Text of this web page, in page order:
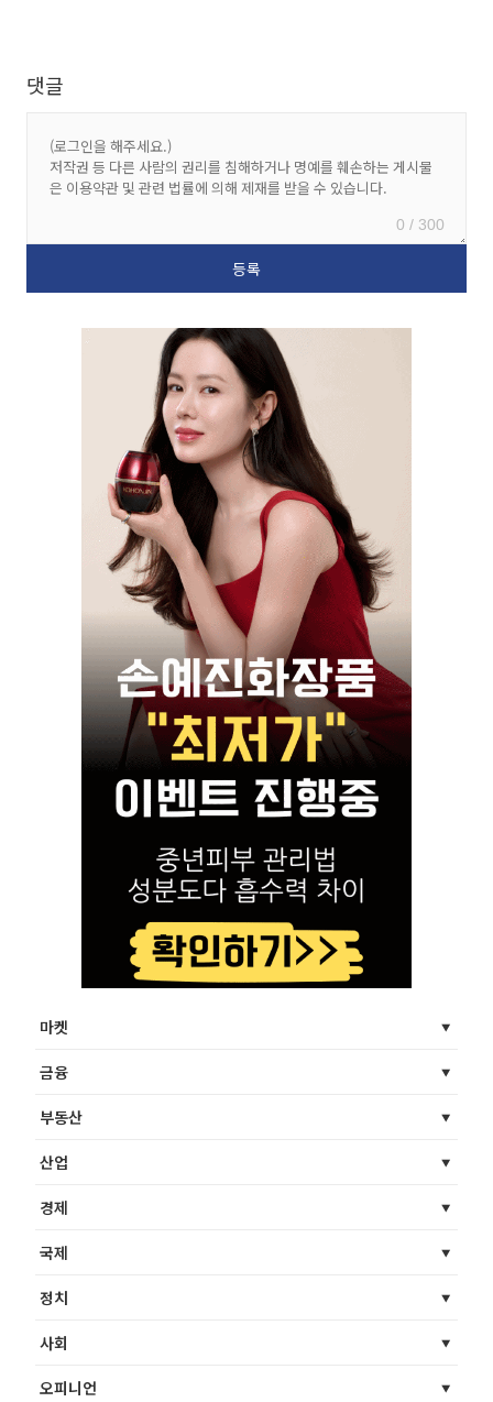
댓글
0 / 300
마켓
금융
부동산
산업
경제
국제
정치
사회
오피니언